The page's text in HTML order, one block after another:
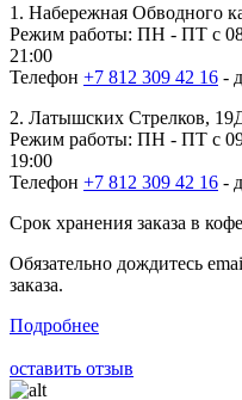
1. Набережная Обводного
Режим работы: ПН - ПТ с
21:00
Телефон +7 812 309 42 16 -
2. Латышских Стрелков,
Режим работы: ПН - ПТ с
19:00
Телефон +7 812 309 42 16 -
Срок хранения заказа в
Обязательно дождитесь
заказа.
Подробнее
оставить отзыв